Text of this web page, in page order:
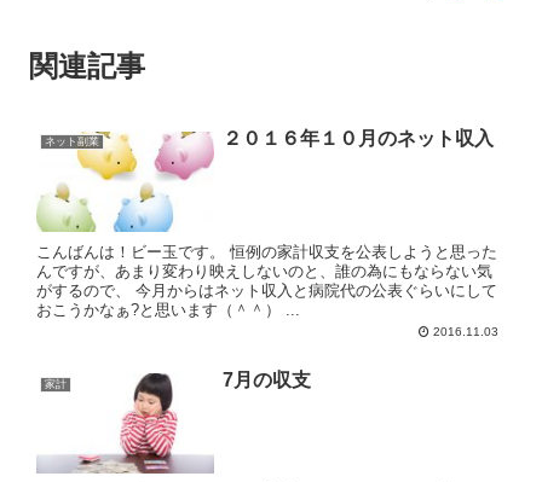
関連記事
ネット副業 ２０１６年１０月のネット収入
こんばんは！ビー玉です。 恒例の家計収支を公表しようと思った
んですが、あまり変わり映えしないのと、誰の為にもならない気
がするので、 今月からはネット収入と病院代の公表ぐらいにして
おこうかなぁ?と思います（＾＾） ...
2016.11.03
家計 7月の収支